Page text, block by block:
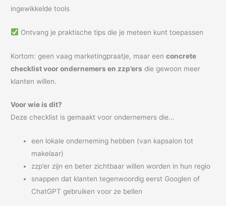
ingewikkelde tools
Ontvang je praktische tips die je meteen kunt toepassen
Kortom: geen vaag marketingpraatje, maar eenconcrete
checklist voor ondernemers en zzp’ers die gewoon meer
klanten willen.
Voor wie is dit?
Deze checklist is gemaakt voor ondernemers die…
een lokale onderneming hebben (van kapsalon tot
makelaar)
zzp’er zijn en beter zichtbaar willen worden in hun regio
snappen dat klanten tegenwoordig eerst Googlen of
ChatGPT gebruiken voor ze bellen